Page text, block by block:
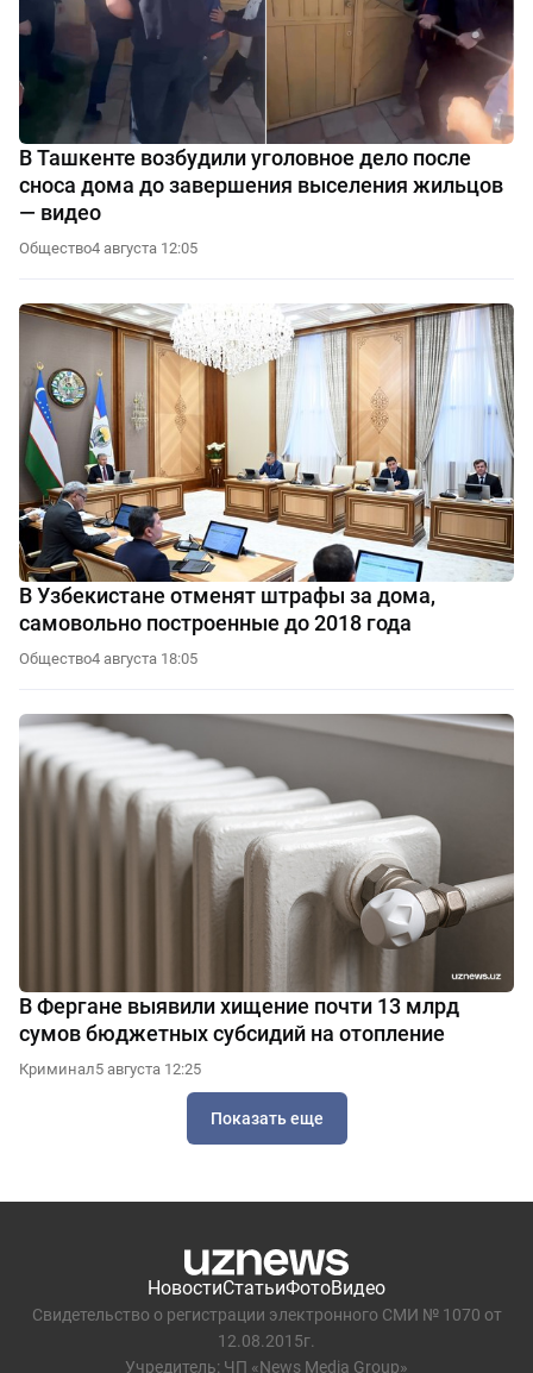
В Ташкенте возбудили уголовное дело после
сноса дома до завершения выселения жильцов
— видео
Общество4 августа 12:05
В Узбекистане отменят штрафы за дома,
самовольно построенные до 2018 года
Общество4 августа 18:05
В Фергане выявили хищение почти 13 млрд
сумов бюджетных субсидий на отопление
Криминал5 августа 12:25
Показать еще
НовостиСтатьиФотоВидео
Свидетельство о регистрации электронного СМИ № 1070 от
12.08.2015г.
Учредитель: ЧП «News Media Group»